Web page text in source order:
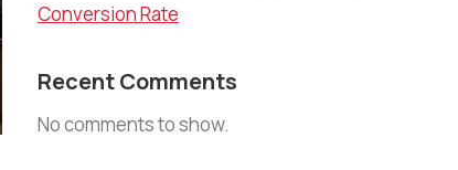
Conversion Rate
Recent Comments
No comments to show.